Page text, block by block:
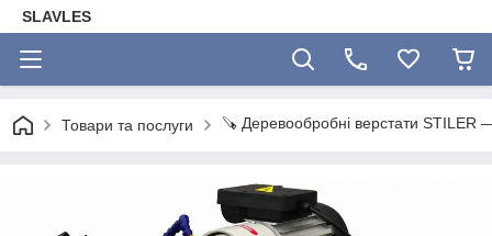
SLAVLES
Товари та послуги 🪚 Деревообробні верстати STILER